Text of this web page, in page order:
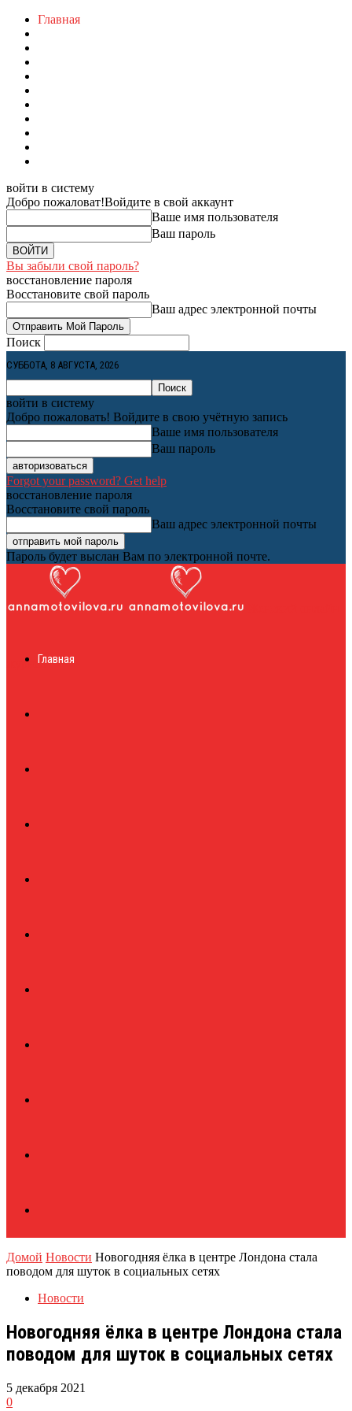
Главная
войти в систему
Добро пожаловат!Войдите в свой аккаунт
Ваше имя пользователя
Ваш пароль
Вы забыли свой пароль?
восстановление пароля
Восстановите свой пароль
Ваш адрес электронной почты
Поиск
СУББОТА, 8 АВГУСТА, 2026
войти в систему
Добро пожаловать! Войдите в свою учётную запись
Ваше имя пользователя
Ваш пароль
Forgot your password? Get help
восстановление пароля
Восстановите свой пароль
Ваш адрес электронной почты
Пароль будет выслан Вам по электронной почте.
журналГлавная
Домой Новости Новогодняя ёлка в центре Лондона стала
поводом для шуток в социальных сетях
Новости
Новогодняя ёлка в центре Лондона стала
поводом для шуток в социальных сетях
5 декабря 2021
0